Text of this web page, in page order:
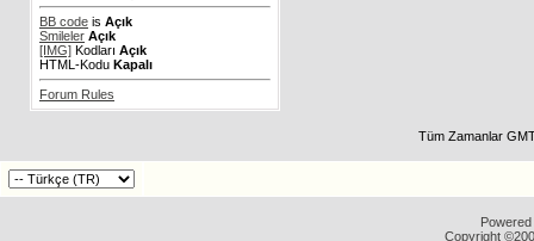
BB code is Açık
Smileler Açık
[IMG] Kodları Açık
HTML-Kodu Kapalı
Forum Rules
Tüm Zamanlar
Copyright